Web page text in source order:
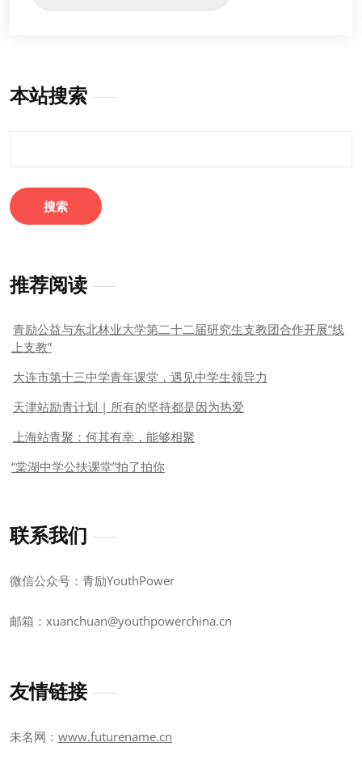
本站搜索
推荐阅读
青励公益与东北林业大学第二十二届研究生支教团合作开展“线
上支教”
大连市第十三中学青年课堂，遇见中学生领导力
天津站励青计划 | 所有的坚持都是因为热爱
上海站青聚：何其有幸，能够相聚
“棠湖中学公扶课堂”拍了拍你
联系我们
微信公众号：青励YouthPower
邮箱：xuanchuan@youthpowerchina.cn
友情链接
未名网： www.futurename.cn